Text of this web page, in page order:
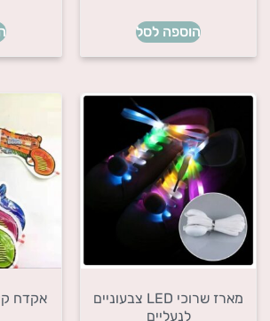
הוספה לסל
מארז שרוכי LED צבעוניים
לנעליים
אקדח